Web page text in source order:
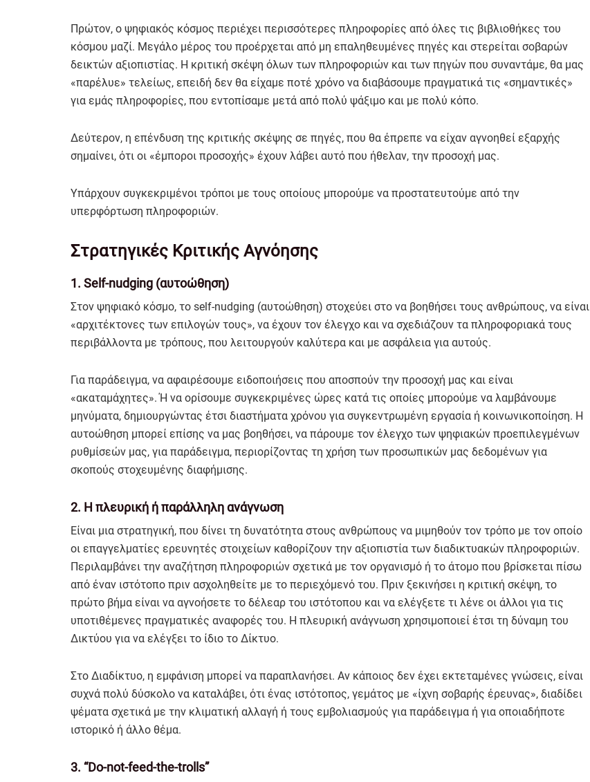
Πρώτον, ο ψηφιακός κόσμος περιέχει περισσότερες πληροφορίες από όλες τις βιβλιοθήκες του
κόσμου μαζί. Μεγάλο μέρος του προέρχεται από μη επαληθευμένες πηγές και στερείται σοβαρών
δεικτών αξιοπιστίας. Η κριτική σκέψη όλων των πληροφοριών και των πηγών που συναντάμε, θα μας
«παρέλυε» τελείως, επειδή δεν θα είχαμε ποτέ χρόνο να διαβάσουμε πραγματικά τις «σημαντικές»
για εμάς πληροφορίες, που εντοπίσαμε μετά από πολύ ψάξιμο και με πολύ κόπο.
Δεύτερον, η επένδυση της κριτικής σκέψης σε πηγές, που θα έπρεπε να είχαν αγνοηθεί εξαρχής
σημαίνει, ότι οι «έμποροι προσοχής» έχουν λάβει αυτό που ήθελαν, την προσοχή μας.
Υπάρχουν συγκεκριμένοι τρόποι με τους οποίους μπορούμε να προστατευτούμε από την
υπερφόρτωση πληροφοριών.
Στρατηγικές Κριτικής Αγνόησης
1. Self-nudging (αυτοώθηση)
Στον ψηφιακό κόσμο, το self-nudging (αυτοώθηση) στοχεύει στο να βοηθήσει τους ανθρώπους, να είναι
«αρχιτέκτονες των επιλογών τους», να έχουν τον έλεγχο και να σχεδιάζουν τα πληροφοριακά τους
περιβάλλοντα με τρόπους, που λειτουργούν καλύτερα και με ασφάλεια για αυτούς.
Για παράδειγμα, να αφαιρέσουμε ειδοποιήσεις που αποσπούν την προσοχή μας και είναι
«ακαταμάχητες». Ή να ορίσουμε συγκεκριμένες ώρες κατά τις οποίες μπορούμε να λαμβάνουμε
μηνύματα, δημιουργώντας έτσι διαστήματα χρόνου για συγκεντρωμένη εργασία ή κοινωνικοποίηση. Η
αυτοώθηση μπορεί επίσης να μας βοηθήσει, να πάρουμε τον έλεγχο των ψηφιακών προεπιλεγμένων
ρυθμίσεών μας, για παράδειγμα, περιορίζοντας τη χρήση των προσωπικών μας δεδομένων για
σκοπούς στοχευμένης διαφήμισης.
2. Η πλευρική ή παράλληλη ανάγνωση
Είναι μια στρατηγική, που δίνει τη δυνατότητα στους ανθρώπους να μιμηθούν τον τρόπο με τον οποίο
οι επαγγελματίες ερευνητές στοιχείων καθορίζουν την αξιοπιστία των διαδικτυακών πληροφοριών.
Περιλαμβάνει την αναζήτηση πληροφοριών σχετικά με τον οργανισμό ή το άτομο που βρίσκεται πίσω
από έναν ιστότοπο πριν ασχοληθείτε με το περιεχόμενό του. Πριν ξεκινήσει η κριτική σκέψη, το
πρώτο βήμα είναι να αγνοήσετε το δέλεαρ του ιστότοπου και να ελέγξετε τι λένε οι άλλοι για τις
υποτιθέμενες πραγματικές αναφορές του. Η πλευρική ανάγνωση χρησιμοποιεί έτσι τη δύναμη του
Δικτύου για να ελέγξει το ίδιο το Δίκτυο.
Στο Διαδίκτυο, η εμφάνιση μπορεί να παραπλανήσει. Αν κάποιος δεν έχει εκτεταμένες γνώσεις, είναι
συχνά πολύ δύσκολο να καταλάβει, ότι ένας ιστότοπος, γεμάτος με «ίχνη σοβαρής έρευνας», διαδίδει
ψέματα σχετικά με την κλιματική αλλαγή ή τους εμβολιασμούς για παράδειγμα ή για οποιαδήποτε
ιστορικό ή άλλο θέμα.
3. “Do-not-feed-the-trolls”